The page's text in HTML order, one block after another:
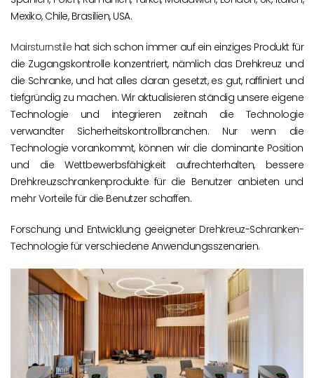
Mexiko, Chile, Brasilien, USA.
Mairsturnstile hat sich schon immer auf ein einziges Produkt für
die Zugangskontrolle konzentriert, nämlich das Drehkreuz und
die Schranke, und hat alles daran gesetzt, es gut, raffiniert und
tiefgründig zu machen. Wir aktualisieren ständig unsere eigene
Technologie und integrieren zeitnah die Technologie
verwandter Sicherheitskontrollbranchen. Nur wenn die
Technologie vorankommt, können wir die dominante Position
und die Wettbewerbsfähigkeit aufrechterhalten, bessere
Drehkreuzschrankenprodukte für die Benutzer anbieten und
mehr Vorteile für die Benutzer schaffen.
Forschung und Entwicklung geeigneter Drehkreuz-Schranken-
Technologie für verschiedene Anwendungsszenarien.